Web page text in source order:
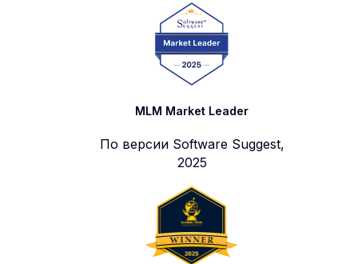
MLM Market Leader
По версии Software Suggest,
2025